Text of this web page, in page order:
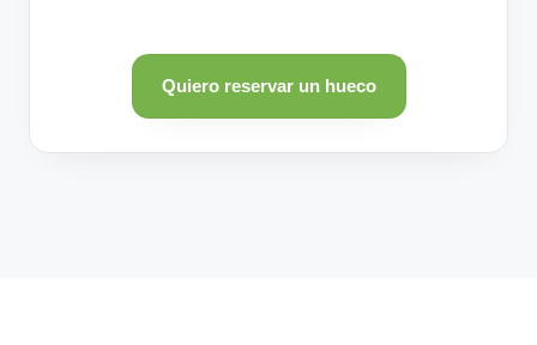
Quiero reservar un hueco